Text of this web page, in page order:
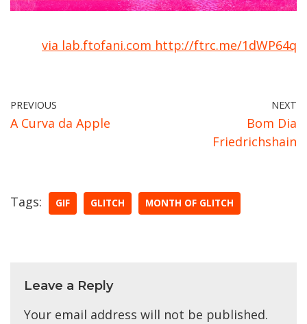
via lab.ftofani.com http://ftrc.me/1dWP64q
PREVIOUS
A Curva da Apple
NEXT
Bom Dia
Friedrichshain
Tags: GIF GLITCH MONTH OF GLITCH
Leave a Reply
Your email address will not be published.